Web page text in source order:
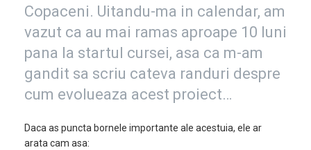
Copaceni. Uitandu-ma in calendar, am
vazut ca au mai ramas aproape 10 luni
pana la startul cursei, asa ca m-am
gandit sa scriu cateva randuri despre
cum evolueaza acest proiect…
Daca as puncta bornele importante ale acestuia, ele ar
arata cam asa: